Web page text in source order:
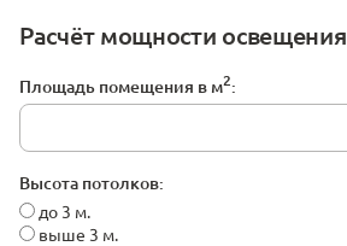
Расчёт мощности освещения
Площадь помещения в м2:
Высота потолков:
до 3 м.
выше 3 м.